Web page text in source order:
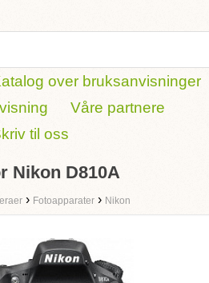
over bruksanvisninger
Våre partnere
til oss
Nikon D810A
› Fotoapparater › Nikon